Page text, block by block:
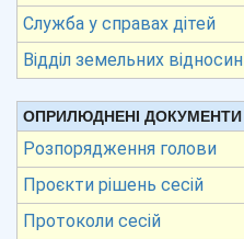
Служба у справах дітей
Відділ земельних відносин
ОПРИЛЮДНЕНІ ДОКУМЕНТИ
Розпорядження голови
Проєкти рішень сесій
Протоколи сесій